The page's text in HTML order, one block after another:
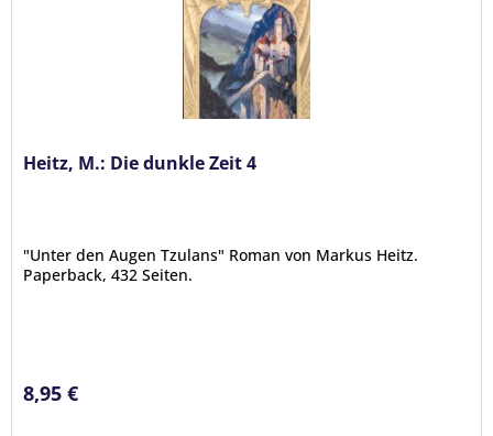
Heitz, M.: Die dunkle Zeit 4
"Unter den Augen Tzulans" Roman von Markus Heitz.
Paperback, 432 Seiten.
8,95 €